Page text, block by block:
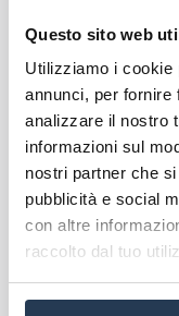
Questo sito web
Utilizziamo i cookie
annunci, per fornire
analizzare il nostro
informazioni sul
nostri partner che
pubblicità e social
con altre
raccolto dal tuo
professionali.
Scopri
Corsi di
Master
Corsi di